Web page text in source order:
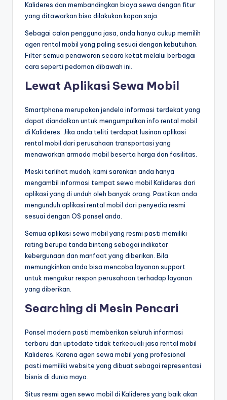
Kalideres dan membandingkan biaya sewa dengan fitur
yang ditawarkan bisa dilakukan kapan saja.
Sebagai calon pengguna jasa, anda hanya cukup memilih
agen rental mobil yang paling sesuai dengan kebutuhan.
Filter semua penawaran secara ketat melalui berbagai
cara seperti pedoman dibawah ini.
Lewat Aplikasi Sewa Mobil
Smartphone merupakan jendela informasi terdekat yang
dapat diandalkan untuk mengumpulkan info rental mobil
di Kalideres. Jika anda teliti terdapat lusinan aplikasi
rental mobil dari perusahaan transportasi yang
menawarkan armada mobil beserta harga dan fasilitas.
Meski terlihat mudah, kami sarankan anda hanya
mengambil informasi tempat sewa mobil Kalideres dari
aplikasi yang di unduh oleh banyak orang. Pastikan anda
mengunduh aplikasi rental mobil dari penyedia resmi
sesuai dengan OS ponsel anda.
Semua aplikasi sewa mobil yang resmi pasti memiliki
rating berupa tanda bintang sebagai indikator
kebergunaan dan manfaat yang diberikan. Bila
memungkinkan anda bisa mencoba layanan support
untuk mengukur respon perusahaan terhadap layanan
yang diberikan.
Searching di Mesin Pencari
Ponsel modern pasti memberikan seluruh informasi
terbaru dan uptodate tidak terkecuali jasa rental mobil
Kalideres. Karena agen sewa mobil yang profesional
pasti memiliki website yang dibuat sebagai representasi
bisnis di dunia maya.
Situs resmi agen sewa mobil di Kalideres yang baik akan